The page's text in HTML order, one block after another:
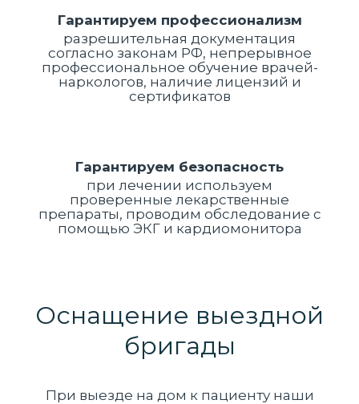
Гарантируем профессионализм
разрешительная документация
согласно законам РФ, непрерывное
профессиональное обучение врачей-
наркологов, наличие лицензий и
сертификатов
Гарантируем безопасность
при лечении используем
проверенные лекарственные
препараты, проводим обследование с
помощью ЭКГ и кардиомонитора
Оснащение выездной
бригады
При выезде на дом к пациенту наши